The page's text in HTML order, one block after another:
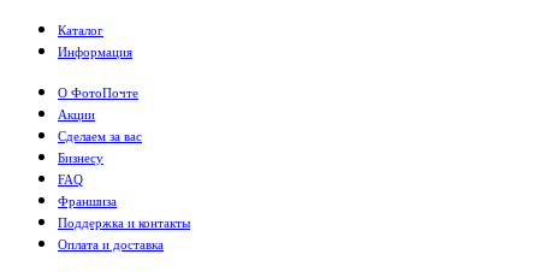
Каталог
Информация
О ФотоПочте
Акции
Сделаем за вас
Бизнесу
FAQ
Франшиза
Поддержка и контакты
Оплата и доставка